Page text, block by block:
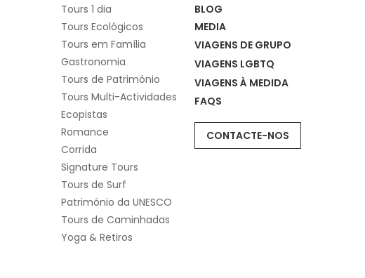
Tours 1 dia
Tours Ecológicos
Tours em Família
Gastronomia
Tours de Património
Tours Multi-Actividades
Ecopistas
Romance
Corrida
Signature Tours
Tours de Surf
Património da UNESCO
Tours de Caminhadas
Yoga & Retiros
BLOG
MEDIA
VIAGENS DE GRUPO
VIAGENS LGBTQ
VIAGENS À MEDIDA
FAQS
CONTACTE-NOS